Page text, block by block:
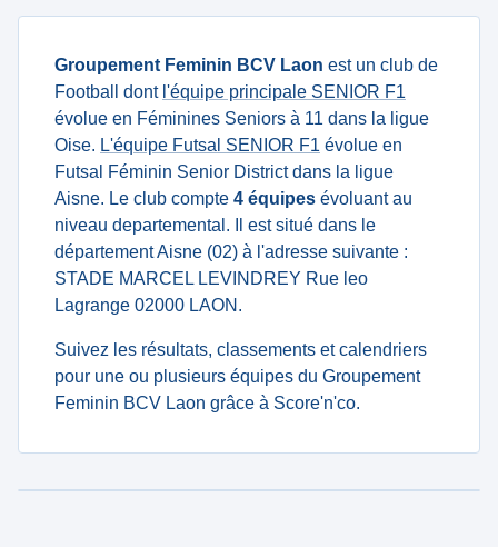
Groupement Feminin BCV Laon est un club de
Football dont l'équipe principale SENIOR F1
évolue en Féminines Seniors à 11 dans la ligue
Oise. L'équipe Futsal SENIOR F1 évolue en
Futsal Féminin Senior District dans la ligue
Aisne. Le club compte 4 équipes évoluant au
niveau departemental. Il est situé dans le
département Aisne (02) à l'adresse suivante :
STADE MARCEL LEVINDREY Rue leo
Lagrange 02000 LAON.
Suivez les résultats, classements et calendriers
pour une ou plusieurs équipes du Groupement
Feminin BCV Laon grâce à Score'n'co.